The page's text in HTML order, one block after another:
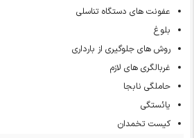
عفونت های دستگاه تناسلی
بلوغ
روش های جلوگیری از بارداری
غربالگری های لازم
حاملگی نابجا
یائستگی
کیست تخمدان